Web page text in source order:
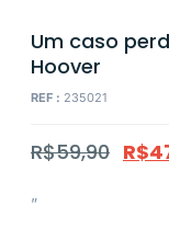
Um caso
Hoover
REF : 235021
R$59,90 R$
”